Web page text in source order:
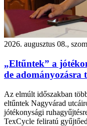
2026. augusztus 08.,
„Eltűntek” a
de adományozásra
Az elmúlt időszakban
eltűntek Nagyvárad
jótékonysági
TexCycle feliratú